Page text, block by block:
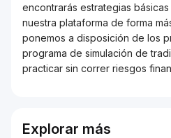
encontrarás estrategias
nuestra plataforma de forma
ponemos a disposición de los
programa de simulación de
practicar sin correr riesgos
Explorar más